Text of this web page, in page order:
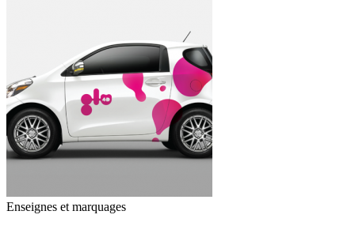
Enseignes et marquages